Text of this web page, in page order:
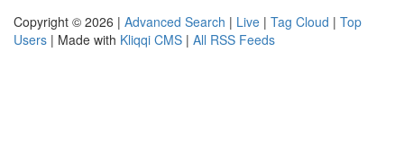
Copyright © 2026 | Advanced Search | Live | Tag Cloud | Top
Users | Made with Kliqqi CMS | All RSS Feeds